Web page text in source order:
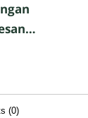
(0)